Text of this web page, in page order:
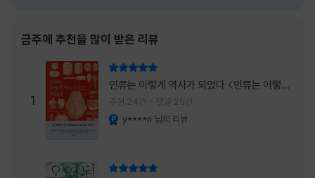
선명하게 그려졌고, 한 편이 끝날 때마다 질문
이 뒤따라왔다. 감출 수 없는 세계는 더 다정할
까 「등껍질」의 세계에서 사람들은 저마다 다른
등껍질을 달고 살아간다. 몸의 일부이면서 한
사람을 표현하는 수단
금주에 추천을 많이 받은 리뷰
1
인류는 이렇게 역사가 되었다 <인류는 어떻게
역사가 되었나>
추천 24건 댓글 25건
y****n 님의 리뷰